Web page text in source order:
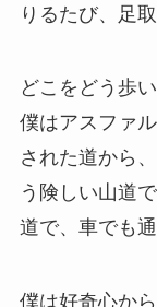
りるたび、足
どこをどう歩
僕はアスファ
された道から
う険しい山道
道で、車でも
僕は好奇心か